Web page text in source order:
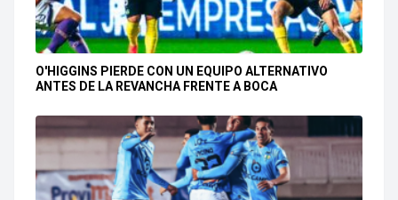
O'HIGGINS PIERDE CON UN EQUIPO ALTERNATIVO
ANTES DE LA REVANCHA FRENTE A BOCA